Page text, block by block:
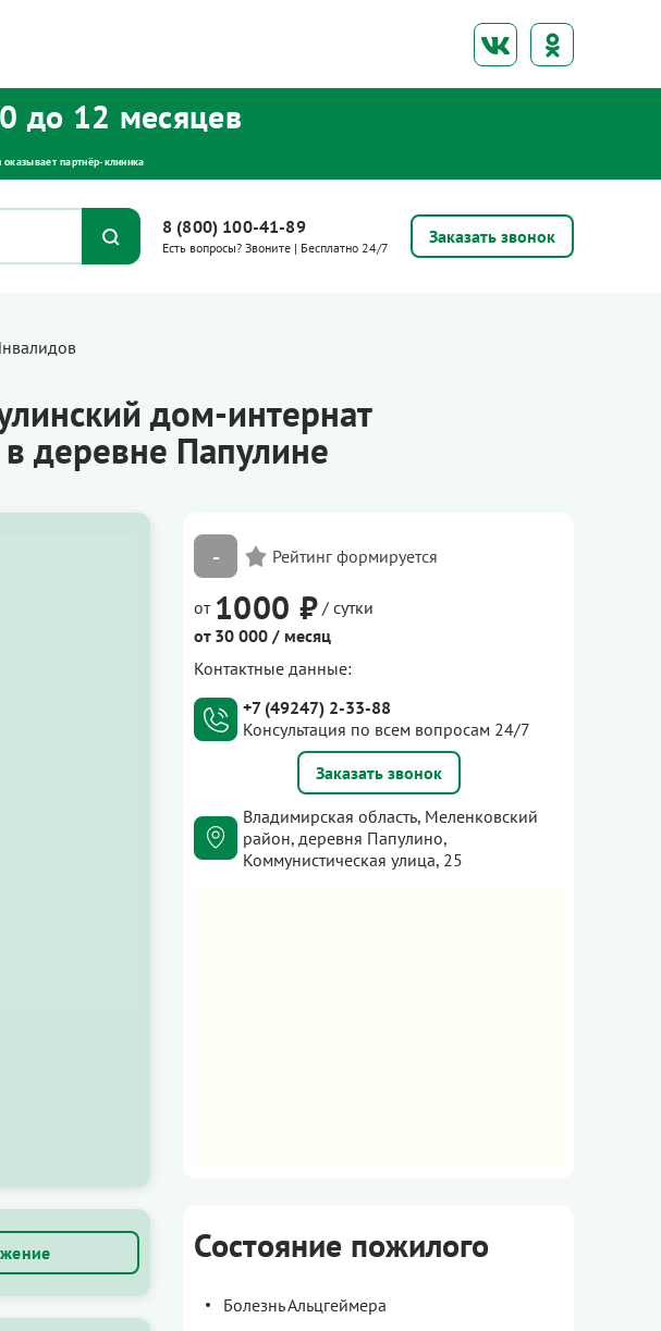
до 12 месяцев
партнёр‑клиника
8 (800) 100-41-89
Есть вопросы? Звоните | Бесплатно 24/7
Заказать звонок
дом-интернат
деревне Папулине
-
от 1000 ₽/ сутки
от 30 000 / месяц
Контактные данные:
+7 (49247) 2-33-88
Консультация по всем вопросам 24/7
Заказать звонок
Владимирская область, Меленковский
район, деревня Папулино,
Коммунистическая улица, 25
Состояние пожилого
Болезнь Альцгеймера